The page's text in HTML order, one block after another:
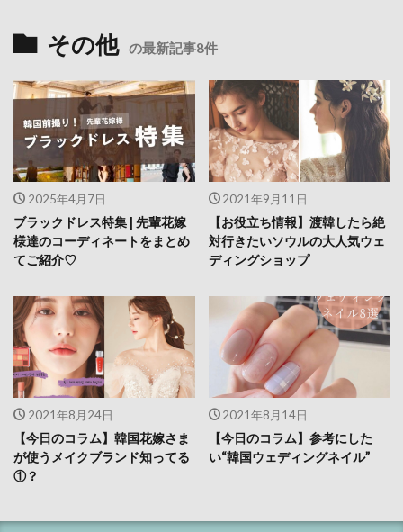
その他 の最新記事8件
2025年4月7日
ブラックドレス特集 | 先輩花嫁
様達のコーディネートをまとめ
てご紹介♡
2021年9月11日
【お役立ち情報】渡韓したら絶
対行きたいソウルの大人気ウェ
ディングショップ
2021年8月24日
【今日のコラム】韓国花嫁さま
が使うメイクブランド知ってる
①？
2021年8月14日
【今日のコラム】参考にした
い“韓国ウェディングネイル”